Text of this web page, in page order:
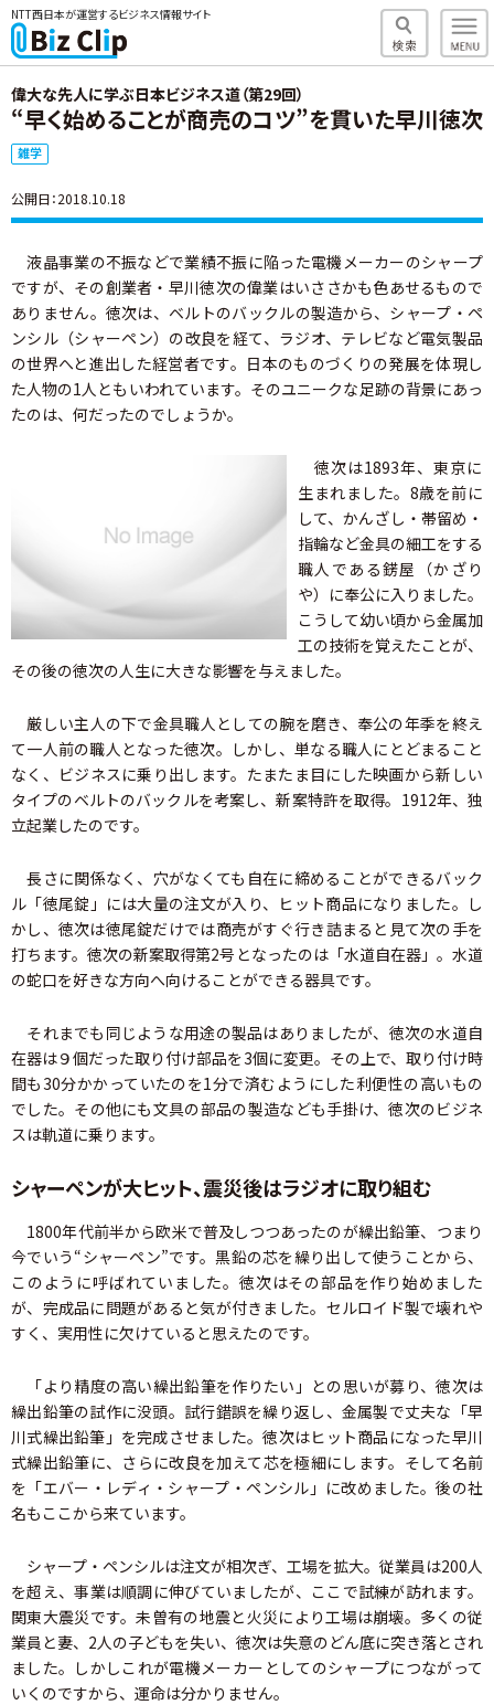
NTT西日本が運営するビジネス情報サイト
偉大な先人に学ぶ日本ビジネス道（第29回）
“早く始めることが商売のコツ”を貫いた早川徳次
雑学
公開日：2018.10.18
液晶事業の不振などで業績不振に陥った電機メーカーのシャープ
ですが、その創業者・早川徳次の偉業はいささかも色あせるもので
ありません。徳次は、ベルトのバックルの製造から、シャープ・ペ
ンシル（シャーペン）の改良を経て、ラジオ、テレビなど電気製品
の世界へと進出した経営者です。日本のものづくりの発展を体現し
た人物の1人ともいわれています。そのユニークな足跡の背景にあっ
たのは、何だったのでしょうか。
徳次は1893年、東京に
生まれました。8歳を前に
して、かんざし・帯留め・
指輪など金具の細工をする
職人である錺屋（かざり
や）に奉公に入りました。
こうして幼い頃から金属加
工の技術を覚えたことが、
その後の徳次の人生に大きな影響を与えました。
厳しい主人の下で金具職人としての腕を磨き、奉公の年季を終え
て一人前の職人となった徳次。しかし、単なる職人にとどまること
なく、ビジネスに乗り出します。たまたま目にした映画から新しい
タイプのベルトのバックルを考案し、新案特許を取得。1912年、独
立起業したのです。
長さに関係なく、穴がなくても自在に締めることができるバック
ル「徳尾錠」には大量の注文が入り、ヒット商品になりました。し
かし、徳次は徳尾錠だけでは商売がすぐ行き詰まると見て次の手を
打ちます。徳次の新案取得第2号となったのは「水道自在器」。水道
の蛇口を好きな方向へ向けることができる器具です。
それまでも同じような用途の製品はありましたが、徳次の水道自
在器は９個だった取り付け部品を3個に変更。その上で、取り付け時
間も30分かかっていたのを1分で済むようにした利便性の高いもの
でした。その他にも文具の部品の製造なども手掛け、徳次のビジネ
スは軌道に乗ります。
シャーペンが大ヒット、震災後はラジオに取り組む
1800年代前半から欧米で普及しつつあったのが繰出鉛筆、つまり
今でいう“シャーペン”です。黒鉛の芯を繰り出して使うことから、
このように呼ばれていました。徳次はその部品を作り始めました
が、完成品に問題があると気が付きました。セルロイド製で壊れや
すく、実用性に欠けていると思えたのです。
「より精度の高い繰出鉛筆を作りたい」との思いが募り、徳次は
繰出鉛筆の試作に没頭。試行錯誤を繰り返し、金属製で丈夫な「早
川式繰出鉛筆」を完成させました。徳次はヒット商品になった早川
式繰出鉛筆に、さらに改良を加えて芯を極細にします。そして名前
を「エバー・レディ・シャープ・ペンシル」に改めました。後の社
名もここから来ています。
シャープ・ペンシルは注文が相次ぎ、工場を拡大。従業員は200人
を超え、事業は順調に伸びていましたが、ここで試練が訪れます。
関東大震災です。未曽有の地震と火災により工場は崩壊。多くの従
業員と妻、2人の子どもを失い、徳次は失意のどん底に突き落とされ
ました。しかしこれが電機メーカーとしてのシャープにつながって
いくのですから、運命は分かりません。